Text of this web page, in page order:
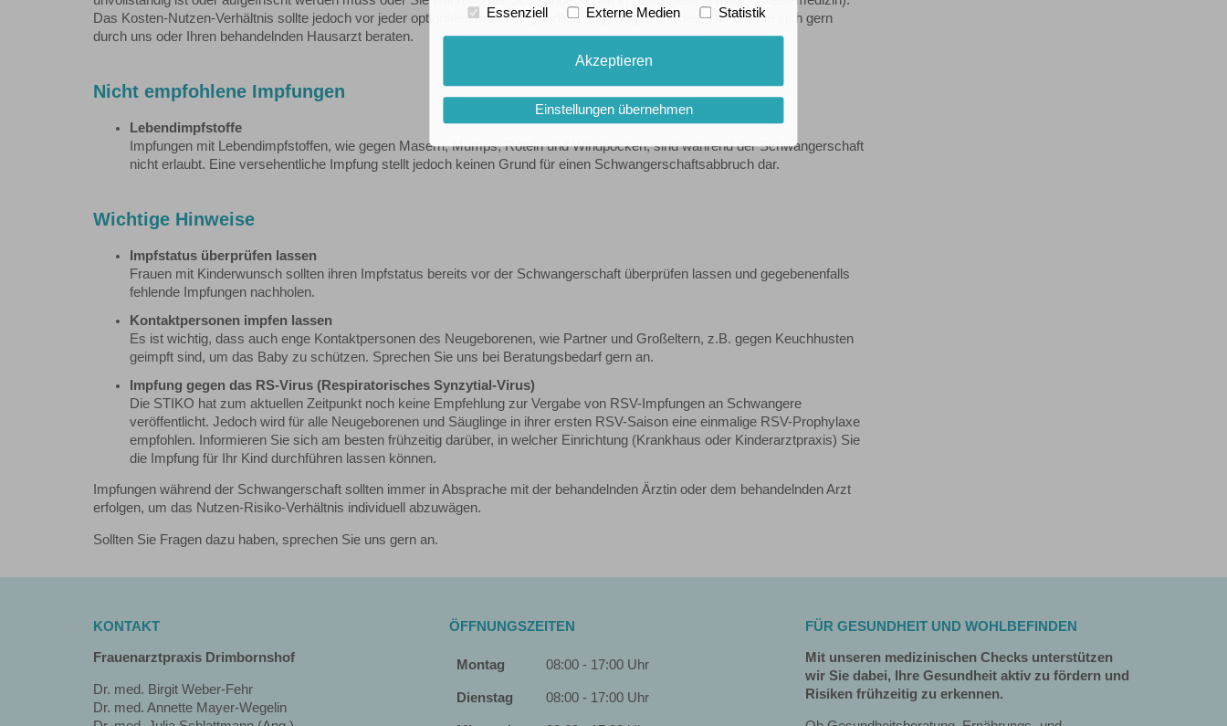
Das Kosten-Nutzen-Verhältnis sollte jedoch vor jeder optionalen Impfung gründlich abgewogen werden. Lassen Sie sich gern
durch uns oder Ihren behandelnden Hausarzt beraten.
Nicht empfohlene Impfungen
Lebendimpfstoffe
Impfungen mit Lebendimpfstoffen, wie gegen Masern, Mumps, Röteln und Windpocken, sind während der Schwangerschaft
nicht erlaubt. Eine versehentliche Impfung stellt jedoch keinen Grund für einen Schwangerschaftsabbruch dar.
Wichtige Hinweise
Impfstatus überprüfen lassen
Frauen mit Kinderwunsch sollten ihren Impfstatus bereits vor der Schwangerschaft überprüfen lassen und gegebenenfalls
fehlende Impfungen nachholen.
Kontaktpersonen impfen lassen
Es ist wichtig, dass auch enge Kontaktpersonen des Neugeborenen, wie Partner und Großeltern, z.B. gegen Keuchhusten
geimpft sind, um das Baby zu schützen. Sprechen Sie uns bei Beratungsbedarf gern an.
Impfung gegen das RS-Virus (Respiratorisches Synzytial-Virus)
Die STIKO hat zum aktuellen Zeitpunkt noch keine Empfehlung zur Vergabe von RSV-Impfungen an Schwangere
veröffentlicht. Jedoch wird für alle Neugeborenen und Säuglinge in ihrer ersten RSV-Saison eine einmalige RSV-Prophylaxe
empfohlen. Informieren Sie sich am besten frühzeitig darüber, in welcher Einrichtung (Krankhaus oder Kinderarztpraxis) Sie
die Impfung für Ihr Kind durchführen lassen können.
Impfungen während der Schwangerschaft sollten immer in Absprache mit der behandelnden Ärztin oder dem behandelnden Arzt
erfolgen, um das Nutzen-Risiko-Verhältnis individuell abzuwägen.
Sollten Sie Fragen dazu haben, sprechen Sie uns gern an.
KONTAKT
Frauenarztpraxis Drimbornshof
Dr. med. Birgit Weber-Fehr
Dr. med. Annette Mayer-Wegelin
ÖFFNUNGSZEITEN
Montag 08:00 - 17:00 Uhr
Dienstag 08:00 - 17:00 Uhr
FÜR GESUNDHEIT UND WOHLBEFINDEN
Mit unseren medizinischen Checks unterstützen
wir Sie dabei, Ihre Gesundheit aktiv zu fördern und
Risiken frühzeitig zu erkennen.
Essenziell Externe Medien Statistik
Akzeptieren
Einstellungen übernehmen